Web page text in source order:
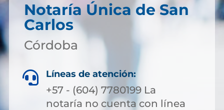
Notaría Única de San
Carlos
Córdoba
 Líneas de atención:
+57 - (604) 7780199 La
notaría no cuenta con línea